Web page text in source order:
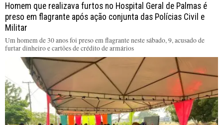
Homem que realizava furtos no Hospital Geral de Palmas é
preso em flagrante após ação conjunta das Polícias Civil e
Militar
Um homem de 30 anos foi preso em flagrante neste sábado, 9, acusado de
furtar dinheiro e cartões de crédito de armários